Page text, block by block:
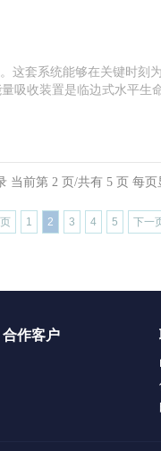
套系统能够在关键时
吸收装置是临边式水平
当前第 2 页/共有 5 页 每页
1 2 3 4 5 下一
合作客户